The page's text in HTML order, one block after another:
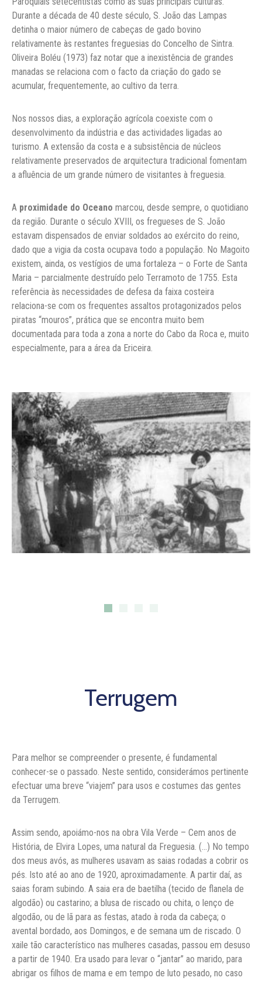
Durante a década de 40 deste século, S. João das Lampas
detinha o maior número de cabeças de gado bovino
relativamente às restantes freguesias do Concelho de Sintra.
Oliveira Boléu (1973) faz notar que a inexistência de grandes
manadas se relaciona com o facto da criação do gado se
acumular, frequentemente, ao cultivo da terra.
Nos nossos dias, a exploração agrícola coexiste com o
desenvolvimento da indústria e das actividades ligadas ao
turismo. A extensão da costa e a subsistência de núcleos
relativamente preservados de arquitectura tradicional fomentam
a afluência de um grande número de visitantes à freguesia.
A proximidade do Oceano marcou, desde sempre, o quotidiano
da região. Durante o século XVIII, os fregueses de S. João
estavam dispensados de enviar soldados ao exército do reino,
dado que a vigia da costa ocupava todo a população. No Magoito
existem, ainda, os vestígios de uma fortaleza – o Forte de Santa
Maria – parcialmente destruído pelo Terramoto de 1755. Esta
referência às necessidades de defesa da faixa costeira
relaciona-se com os frequentes assaltos protagonizados pelos
piratas “mouros”, prática que se encontra muito bem
documentada para toda a zona a norte do Cabo da Roca e, muito
especialmente, para a área da Ericeira.
Terrugem
Para melhor se compreender o presente, é fundamental
conhecer-se o passado. Neste sentido, considerámos pertinente
efectuar uma breve “viajem” para usos e costumes das gentes
da Terrugem.
Assim sendo, apoiámo-nos na obra Vila Verde – Cem anos de
História, de Elvira Lopes, uma natural da Freguesia. (…) No tempo
dos meus avós, as mulheres usavam as saias rodadas a cobrir os
pés. Isto até ao ano de 1920, aproximadamente. A partir daí, as
saias foram subindo. A saia era de baetilha (tecido de flanela de
algodão) ou castarino; a blusa de riscado ou chita, o lenço de
algodão, ou de lã para as festas, atado à roda da cabeça; o
avental bordado, aos Domingos, e de semana um de riscado. O
xaile tão característico nas mulheres casadas, passou em desuso
a partir de 1940. Era usado para levar o “jantar” ao marido, para
abrigar os filhos de mama e em tempo de luto pesado, no caso